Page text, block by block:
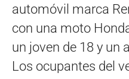
automóvil marca
con una moto
un joven de 18 y un
Los ocupantes del